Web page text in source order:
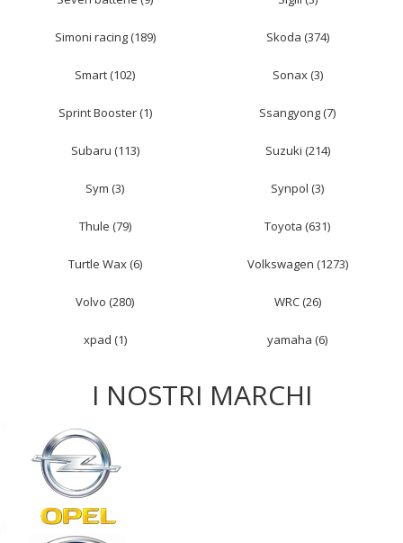
Simoni racing (189) Skoda (374)
Smart (102) Sonax (3)
Sprint Booster (1) Ssangyong (7)
Subaru (113) Suzuki (214)
Sym (3) Synpol (3)
Thule (79) Toyota (631)
Turtle Wax (6) Volkswagen (1273)
Volvo (280) WRC (26)
xpad (1) yamaha (6)
I NOSTRI MARCHI